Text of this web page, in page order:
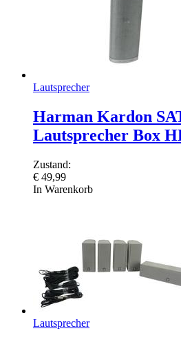
Lautsprecher
Harman Kardon
Lautsprecher Box
Zustand:
€ 49,99
In Warenkorb
Lautsprecher